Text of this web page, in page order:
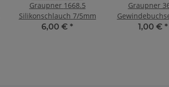
Graupner 1668.5
Silikonschlauch 7/5mm
6,00 € *
Graupner
Stück
1,00 € *